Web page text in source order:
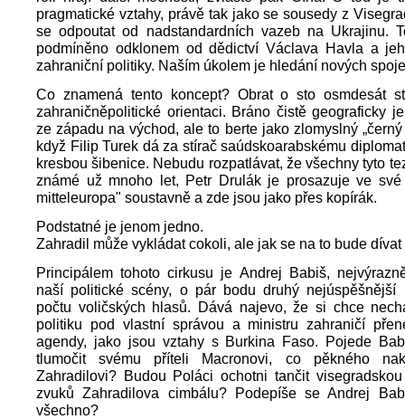
pragmatické vztahy, právě tak jako se sousedy z
se odpoutat od nadstandardních vazeb na Ukrajinu.
podmíněno odklonem od dědictví Václava Havla a
zahraniční politiky. Naším úkolem je hledání nových
Co znamená tento koncept? Obrat o sto osmdesát
zahraničněpolitické orientaci. Bráno čistě geograficky
ze západu na východ, ale to berte jako zlomyslný
když Filip Turek dá za stírač saúdskoarabskému
kresbou šibenice. Nebudu rozpatlávat, že všechny tyto
známé už mnoho let, Petr Drulák je prosazuje ve své
mitteleuropa" soustavně a zde jsou jako přes kopírák.
Podstatné je jenom jedno.
Zahradil může vykládat cokoli, ale jak se na to bude
Principálem tohoto cirkusu je Andrej Babiš,
naší politické scény, o pár bodu druhý
počtu voličských hlasů. Dává najevo, že si chce
politiku pod vlastní správou a ministru zahraničí
agendy, jako jsou vztahy s Burkina Faso. Pojede
tlumočit svému příteli Macronovi, co pěkného
Zahradilovi? Budou Poláci ochotni tančit
zvuků Zahradilova cimbálu? Podepíše se Andrej
všechno?